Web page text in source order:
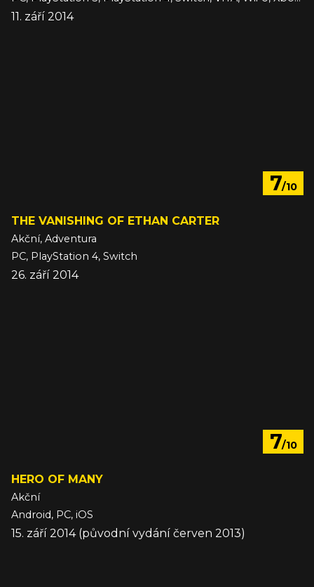
11. září 2014
7/10
THE VANISHING OF ETHAN CARTER
Akční, Adventura
PC, PlayStation 4, Switch
26. září 2014
7/10
HERO OF MANY
Akční
Android, PC, iOS
15. září 2014 (původní vydání červen 2013)